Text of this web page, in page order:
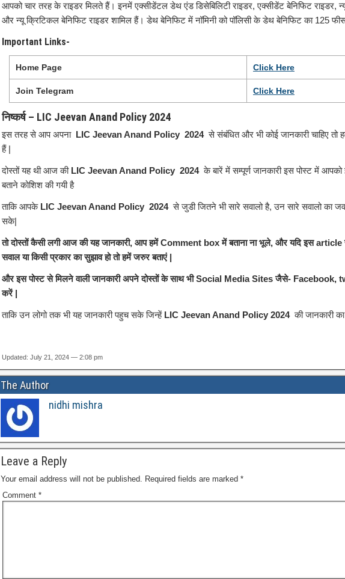
आपको चार तरह के राइडर मिलते हैं। इनमें एक्सीडेंटल डेथ एंड डिसेबिलिटी राइडर, एक्सीडेंट बेनिफिट राइडर, न्यू
और न्यू क्रिटिकल बेनिफिट राइडर शामिल हैं। डेथ बेनिफिट में नॉमिनी को पॉलिसी के डेथ बेनिफिट का 125
Important Links-
Home Page Click Here
Join Telegram Click Here
निष्कर्ष – LIC Jeevan Anand Policy 2024
इस तरह से आप अपना LIC Jeevan Anand Policy 2024से संबंधित और भी कोई जानकारी चाहिए
हैं |
दोस्तों यह थी आज की LIC Jeevan Anand Policy 2024के बारें में सम्पूर्ण जानकारी इस पोस्ट में आपको
बताने कोशिश की गयी है
ताकि आपकेLIC Jeevan Anand Policy 2024से जुडी जितने भी सारे सवालो है, उन सारे सवालो का
सके|
तो दोस्तों कैसी लगी आज की यह जानकारी, आप हमें Comment box में बताना ना भूले, और यदि इस
सवाल या किसी प्रकार का सुझाव हो तो हमें जरुर बताएं |
और इस पोस्ट से मिलने वाली जानकारी अपने दोस्तों के साथ भी Social Media Sites जैसे- Facebook,
करें |
ताकि उन लोगो तक भी यह जानकारी पहुच सके जिन्हें LIC Jeevan Anand Policy 2024की जानकारी
Updated: July 21, 2024 — 2:08 pm
The Author
nidhi mishra
Leave a Reply
Your email address will not be published. Required fields are marked *
Comment *